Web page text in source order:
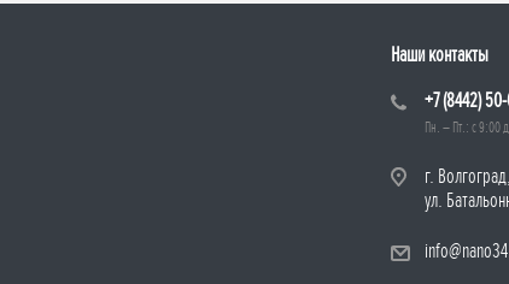
Наши контакты
+7 (8442)
Пн. – Пт.: с 9:00
г. Волгоград,
ул.